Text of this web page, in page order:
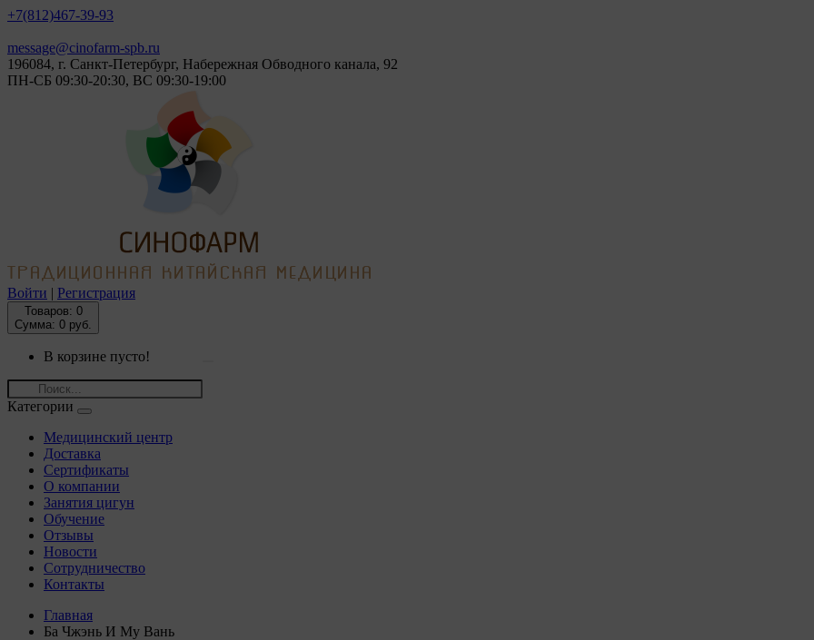
+7(812)467-39-93
message@cinofarm-spb.ru
196084, г. Санкт-Петербург, Набережная Обводного канала, 92
ПН-СБ 09:30-20:30, ВС 09:30-19:00
Войти | Регистрация
Товаров: 0
Сумма: 0 руб.
В корзине пусто!
Категории
Медицинский центр
Доставка
Сертификаты
О компании
Занятия цигун
Обучение
Отзывы
Новости
Сотрудничество
Контакты
Главная
Ба Чжэнь И Му Вань